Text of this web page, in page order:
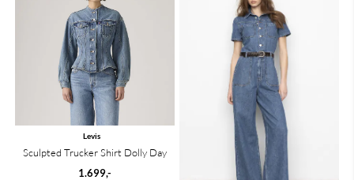
Levis
Sculpted Trucker Shirt Dolly Day
1.699,-